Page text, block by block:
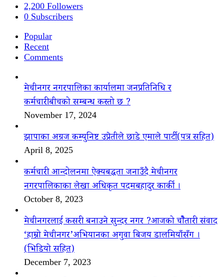
2,200 Followers
0 Subscribers
Popular
Recent
Comments
मेचीनगर नगरपालिका कार्यालमा जनप्रतिनिधि र
कर्मचारीबीचको सम्बन्ध कस्तो छ ?
November 17, 2024
झापाका अग्रज कम्युनिष्ट उप्रेतीले छाडे एमाले पार्टी(पत्र सहित)
April 8, 2025
कर्मचारी आन्दोलनमा ऐक्यबद्धता जनाउँदै मेचीनगर
नगरपालिकाका लेखा अधिकृत पदमबहादुर कार्की ।
October 8, 2023
मेचीनगरलाई कसरी बनाउने सुन्दर नगर ?आजको चौैतारी संवाद
‘हाम्रो मेचीनगर’अभियानका अगुवा बिजय डालमियाँसँग ।
(भिडियो सहित)
December 7, 2023